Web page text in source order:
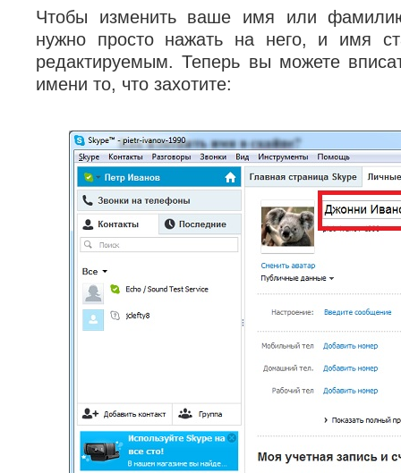
Чтобы изменить ваше имя или
нужно просто нажать на него, и имя
редактируемым. Теперь вы можете
имени то, что захотите: